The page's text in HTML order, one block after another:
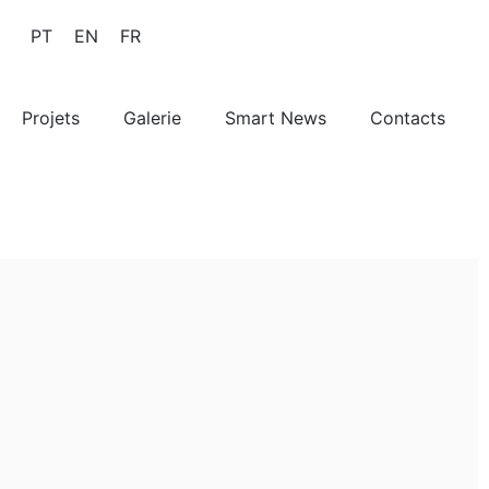
PT EN FR
Projets Galerie Smart News Contacts